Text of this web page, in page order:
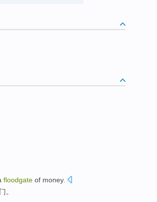
floodgate of money.
。